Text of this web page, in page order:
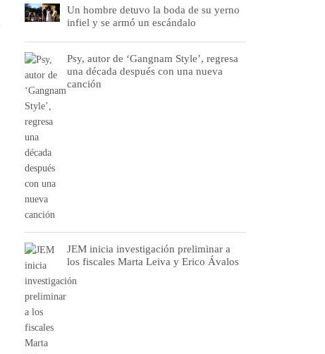
Un hombre detuvo la boda de su yerno
infiel y se armó un escándalo
Psy, autor de ‘Gangnam Style’, regresa
una década después con una nueva
canción
JEM inicia investigación preliminar a
los fiscales Marta Leiva y Erico Ávalos